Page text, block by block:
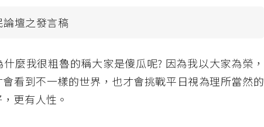
壇之發言稿
麼我很粗魯的稱大家是傻瓜呢? 因為我以大家為榮，
看到不一樣的世界，也才會挑戰平日視為理所當然的
更有人性。